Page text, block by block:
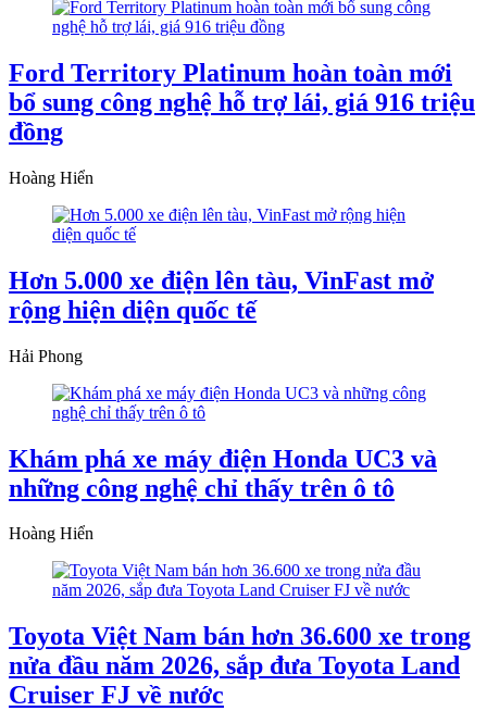
Ford Territory Platinum hoàn toàn mới
bổ sung công nghệ hỗ trợ lái, giá 916 triệu
đồng
Hoàng Hiển
Hơn 5.000 xe điện lên tàu, VinFast mở
rộng hiện diện quốc tế
Hải Phong
Khám phá xe máy điện Honda UC3 và
những công nghệ chỉ thấy trên ô tô
Hoàng Hiển
Toyota Việt Nam bán hơn 36.600 xe trong
nửa đầu năm 2026, sắp đưa Toyota Land
Cruiser FJ về nước